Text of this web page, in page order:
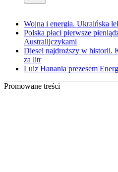
Wojna i energia. Ukraińska
Polska płaci pierwsze
Australijczykami
Diesel najdroższy w historii.
za litr
Luiz Hanania prezesem
Promowane treści